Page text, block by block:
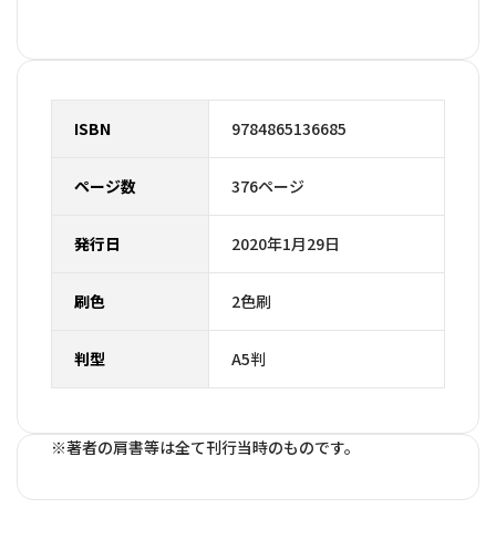
ISBN 9784865136685
ページ数 376ページ
発行日 2020年1月29日
刷色 2色刷
判型 A5判
※著者の肩書等は全て刊行当時のものです。